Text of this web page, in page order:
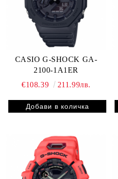
CASIO G-SHOCK GA-
2100-1A1ER
€108.39
211.99лв.